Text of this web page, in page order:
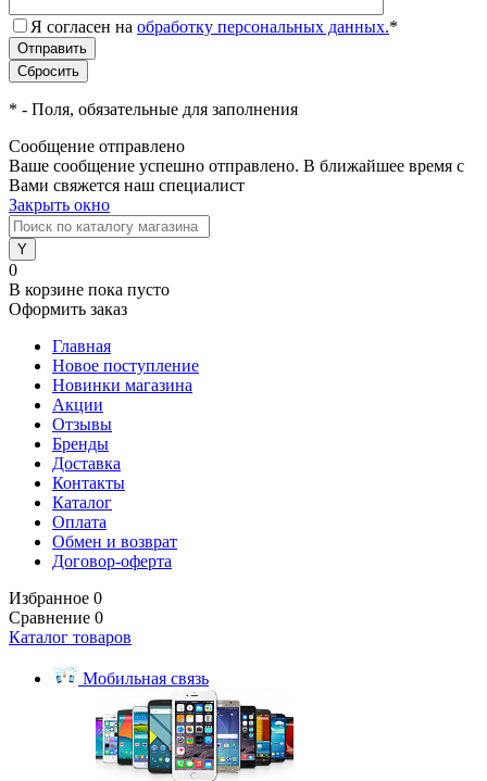
Я согласен на обработку персональных данных.*
* - Поля, обязательные для заполнения
Сообщение отправлено
Ваше сообщение успешно отправлено. В ближайшее время с
Вами свяжется наш специалист
Закрыть окно
0
В корзине пока пусто
Оформить заказ
Главная
Новое поступление
Новинки магазина
Акции
Отзывы
Бренды
Доставка
Контакты
Каталог
Оплата
Обмен и возврат
Договор-оферта
Избранное 0
Сравнение 0
Каталог товаров
Мобильная связь